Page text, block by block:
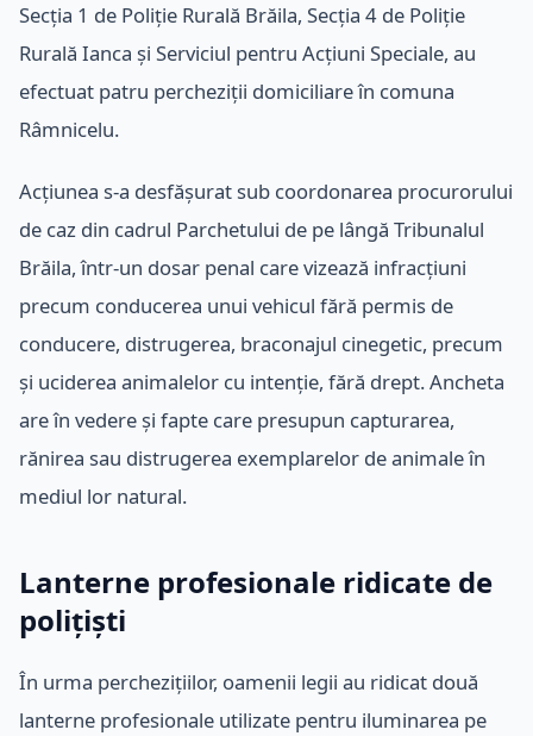
Secția 1 de Poliție Rurală Brăila, Secția 4 de Poliție
Rurală Ianca și Serviciul pentru Acțiuni Speciale, au
efectuat patru percheziții domiciliare în comuna
Râmnicelu.
Acțiunea s-a desfășurat sub coordonarea procurorului
de caz din cadrul Parchetului de pe lângă Tribunalul
Brăila, într-un dosar penal care vizează infracțiuni
precum conducerea unui vehicul fără permis de
conducere, distrugerea, braconajul cinegetic, precum
și uciderea animalelor cu intenție, fără drept. Ancheta
are în vedere și fapte care presupun capturarea,
rănirea sau distrugerea exemplarelor de animale în
mediul lor natural.
Lanterne profesionale ridicate de
polițiști
În urma perchezițiilor, oamenii legii au ridicat două
lanterne profesionale utilizate pentru iluminarea pe